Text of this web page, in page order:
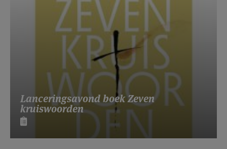
Lanceringsavond boek Zeven
kruiswoorden